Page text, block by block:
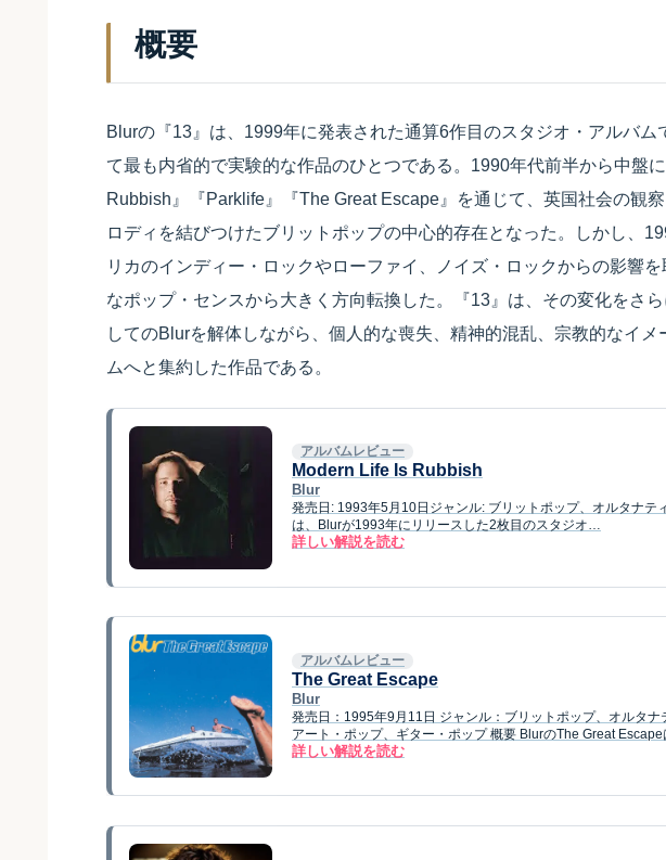
概要
Blurの『13』は、1999年に発表された通算6作目のスタジオ・アルバム
て最も内省的で実験的な作品のひとつである。1990年代前半から中盤
Rubbish』『Parklife』『The Great Escape』を通じて、英国社会の観
ロディを結びつけたブリットポップの中心的存在となった。しかし、
リカのインディー・ロックやローファイ、ノイズ・ロックからの影響
なポップ・センスから大きく方向転換した。『13』は、その変化をさ
してのBlurを解体しながら、個人的な喪失、精神的混乱、宗教的なイ
ムへと集約した作品である。
アルバムレビュー
Modern Life Is Rubbish
Blur
発売日: 1993年5月10日ジャンル: ブリットポップ、オルタナテ
は、Blurが1993年にリリースした2枚目のスタジオ…
詳しい解説を読む
アルバムレビュー
The Great Escape
Blur
発売日：1995年9月11日 ジャンル：ブリットポップ、オルタナ
アート・ポップ、ギター・ポップ 概要 BlurのThe Great Escape
詳しい解説を読む